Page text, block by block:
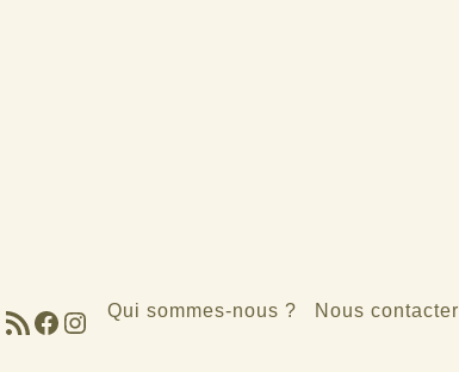
Flux RSSFacebook
Instagram
Qui sommes-nous ? Nous contacter